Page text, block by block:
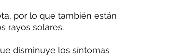
por lo que también están
rayos solares.
disminuye los síntomas